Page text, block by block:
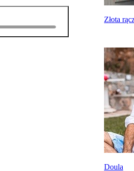
Złota
Doula